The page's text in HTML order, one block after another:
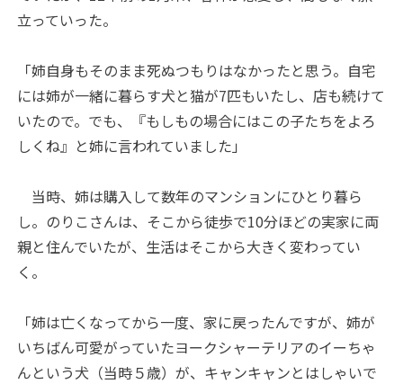
立っていった。
「姉自身もそのまま死ぬつもりはなかったと思う。自宅
には姉が一緒に暮らす犬と猫が7匹もいたし、店も続けて
いたので。でも、『もしもの場合にはこの子たちをよろ
しくね』と姉に言われていました」
当時、姉は購入して数年のマンションにひとり暮ら
し。のりこさんは、そこから徒歩で10分ほどの実家に両
親と住んでいたが、生活はそこから大きく変わってい
く。
「姉は亡くなってから一度、家に戻ったんですが、姉が
いちばん可愛がっていたヨークシャーテリアのイーちゃ
んという犬（当時５歳）が、キャンキャンとはしゃいで